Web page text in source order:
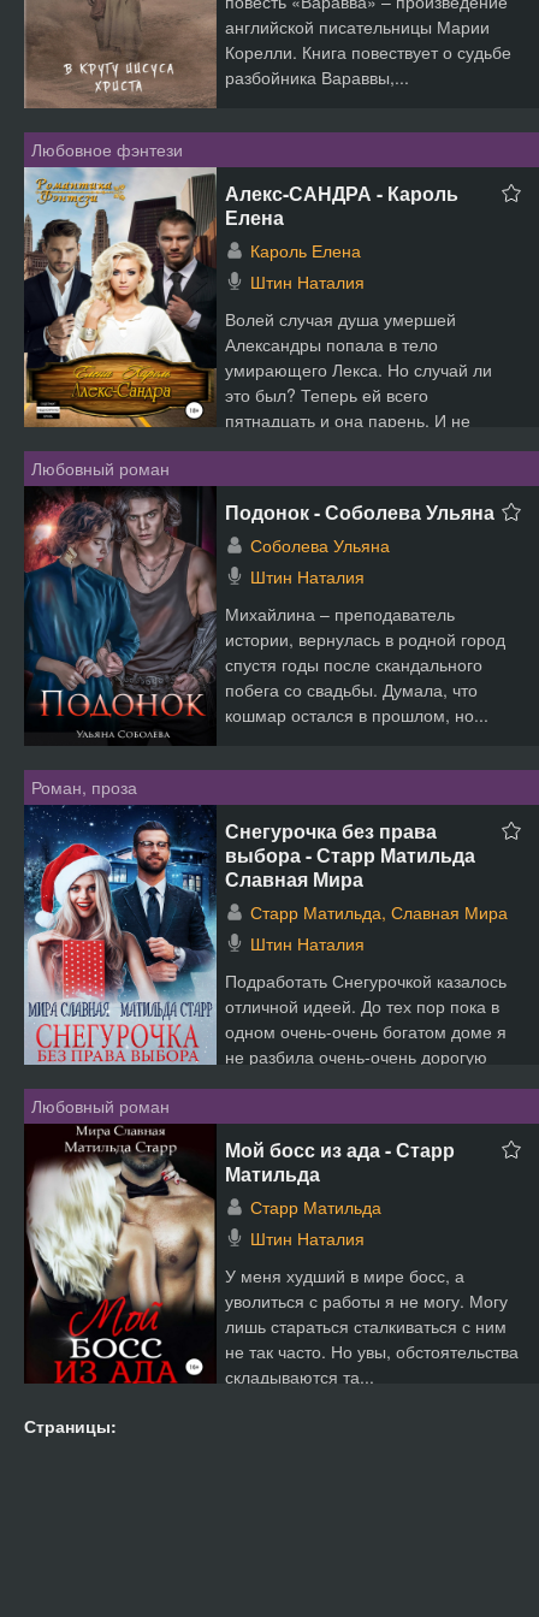
английской писательницы Марии
Корелли. Книга повествует о судьбе
разбойника Вараввы,...
Любовное фэнтези
Алекс-САНДРА - Кароль
Елена
Кароль Елена
Штин Наталия
Волей случая душа умершей
Александры попала в тело
умирающего Лекса. Но случай ли
это был? Теперь ей всего
пятнадцать и она парень. И не
просто парень...
Любовный роман
Подонок - Соболева Ульяна
Соболева Ульяна
Штин Наталия
Михайлина – преподаватель
истории, вернулась в родной город
спустя годы после скандального
побега со свадьбы. Думала, что
кошмар остался в прошлом, но...
Роман, проза
Снегурочка без права
выбора - Старр Матильда
Славная Мира
Старр Матильда, Славная Мира
Штин Наталия
Подработать Снегурочкой казалось
отличной идеей. До тех пор пока в
одном очень-очень богатом доме я
не разбила очень-очень дорогую
Любовный роман
Мой босс из ада - Старр
Матильда
Старр Матильда
Штин Наталия
У меня худший в мире босс, а
уволиться с работы я не могу. Могу
лишь стараться сталкиваться с ним
не так часто. Но увы, обстоятельства
складываются та...
Страницы: